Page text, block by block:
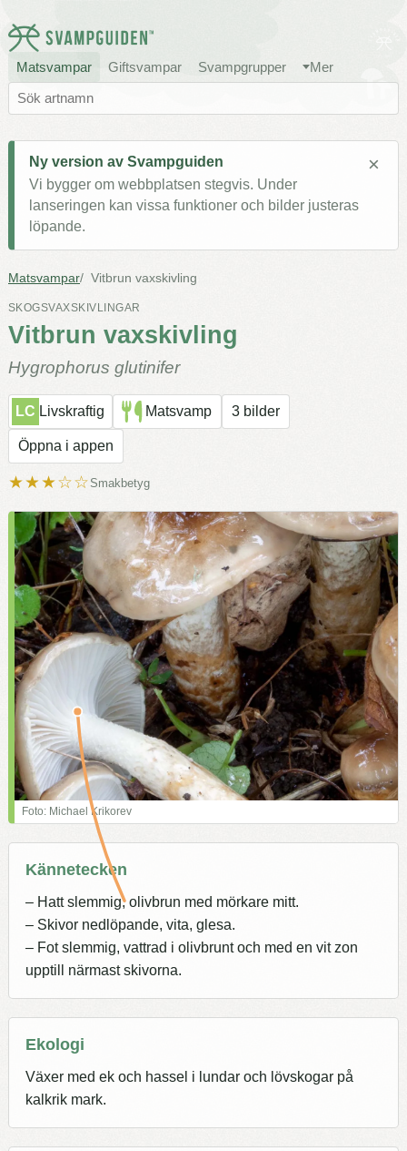
Matsvampar Giftsvampar Svampgrupper Mer
Ny version av Svampguiden
Vi bygger om webbplatsen stegvis. Under
lanseringen kan vissa funktioner och bilder justeras
löpande.
×
Matsvampar Vitbrun vaxskivling
SKOGSVAXSKIVLINGAR
Vitbrun vaxskivling
Hygrophorus glutinifer
LC Livskraftig Matsvamp 3 bilder
Öppna i appen
★★★☆☆Smakbetyg
Foto: Michael Krikorev
Kännetecken
– Hatt slemmig, olivbrun med mörkare mitt.
– Skivor nedlöpande, vita, glesa.
– Fot slemmig, vattrad i olivbrunt och med en vit zon
upptill närmast skivorna.
Ekologi
Växer med ek och hassel i lundar och lövskogar på
kalkrik mark.